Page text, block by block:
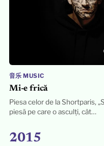
音乐 MUSIC
Mi-e frică
Piesa celor de la Shortparis,
piesă pe care o asculți, cât…
2015